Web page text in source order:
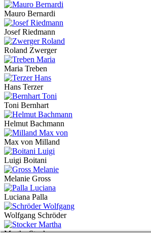
Mauro Bernardi
Josef Riedmann
Roland Zwerger
Maria Treben
Hans Terzer
Toni Bernhart
Helmut Bachmann
Max von Milland
Luigi Boitani
Melanie Gross
Luciana Palla
Wolfgang Schröder
Martha Stocker